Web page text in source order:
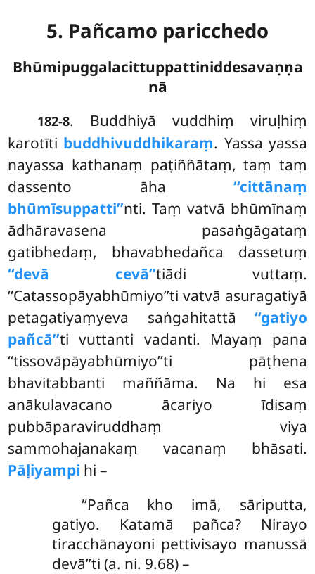
5. Pañcamo paricchedo
Bhūmipuggalacittuppattiniddesavaṇṇa
nā
182-8. Buddhiyā vuddhiṃ viruḷhiṃ
karotīti buddhivuddhikaraṃ. Yassa yassa
nayassa kathanaṃ paṭiññātaṃ, taṃ taṃ
dassento āha ‘‘cittānaṃ
bhūmīsuppatti’’nti. Taṃ vatvā bhūmīnaṃ
ādhāravasena pasaṅgāgataṃ
gatibhedaṃ, bhavabhedañca dassetuṃ
‘‘devā cevā’’tiādi vuttaṃ.
‘‘Catassopāyabhūmiyo’’ti vatvā asuragatiyā
petagatiyaṃyeva saṅgahitattā ‘‘gatiyo
pañcā’’ti vuttanti vadanti. Mayaṃ pana
‘‘tissovāpāyabhūmiyo’’ti pāṭhena
bhavitabbanti maññāma. Na hi esa
anākulavacano ācariyo īdisaṃ
pubbāparaviruddhaṃ viya
sammohajanakaṃ vacanaṃ bhāsati.
Pāḷiyampi hi –
‘‘Pañca kho imā, sāriputta,
gatiyo. Katamā pañca? Nirayo
tiracchānayoni pettivisayo manussā
devā’’ti (a. ni. 9.68) –